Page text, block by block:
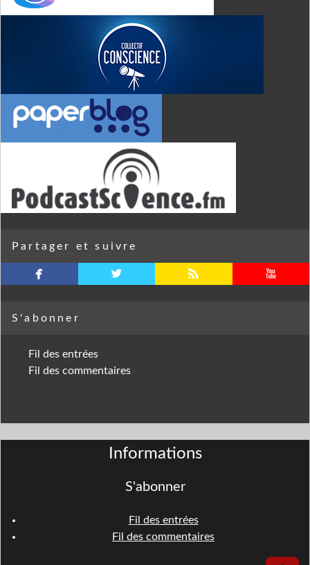
Partager et suivre
facebook twitterbird rss youtube
S'abonner
Fil des entrées
Fil des commentaires
Informations
S'abonner
Fil des entrées
Fil des commentaires